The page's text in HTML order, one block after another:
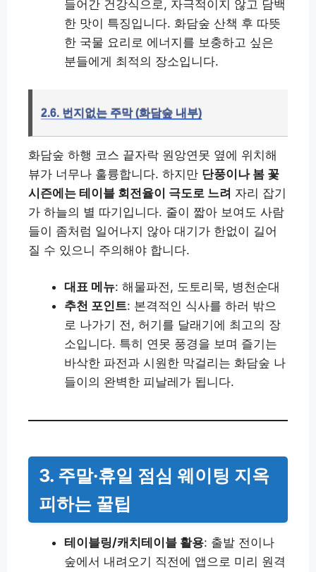
들어간 건강식으로, 자극적이지 않고 담백
한 맛이 특징입니다. 화담숲 산책 후 따뜻
한 국물 요리로 에너지를 보충하고 싶은
분들에게 최적의 장소입니다.
2.6. 번지없는 주막 (화담숲 내부)
화담숲 하행 코스 끝자락 원앙연못 옆에 위치해
뷰가 너무나 훌륭합니다. 하지만 단풍이나 봄 꽃
시즌에는 테이블 회전율이 극도로 느려 자리 잡기
가 하늘의 별 따기입니다. 줄이 짧아 보여도 사람
들이 좀처럼 일어나지 않아 대기가 한없이 길어
질 수 있으니 주의해야 합니다.
대표 메뉴: 해물파전, 도토리묵, 병천순대
추천 포인트: 본격적인 식사를 하러 밖으
로 나가기 전, 허기를 달래기에 최고의 장
소입니다. 특히 연못 풍경을 보며 즐기는
바삭한 파전과 시원한 막걸리는 화담숲 나
들이의 완벽한 피날레가 됩니다.
3. 주말·휴일 점심 웨이팅 지옥
피하는 꿀팁
테이블링/캐치테이블 활용: 출발 전이나
숲에서 내려오기 직전에 앱으로 미리 원격